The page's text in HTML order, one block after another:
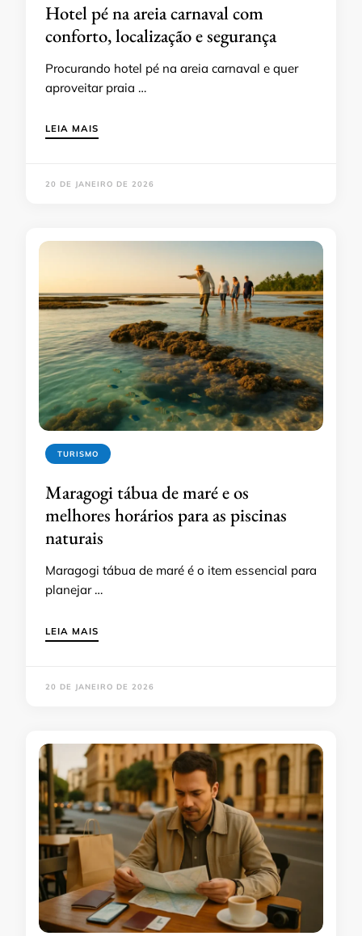
Hotel pé na areia carnaval com
conforto, localização e segurança
Procurando hotel pé na areia carnaval e quer
aproveitar praia …
LEIA MAIS
20 DE JANEIRO DE 2026
TURISMO
Maragogi tábua de maré e os
melhores horários para as piscinas
naturais
Maragogi tábua de maré é o item essencial para
planejar …
LEIA MAIS
20 DE JANEIRO DE 2026